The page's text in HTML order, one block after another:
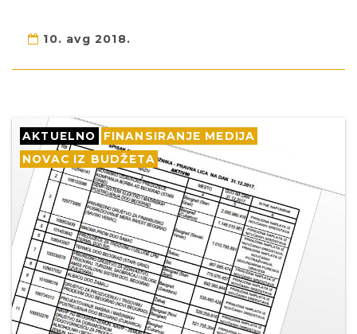
10. avg 2018.
AKTUELNO
FINANSIRANJE MEDIJA
NOVAC IZ BUDŽETA